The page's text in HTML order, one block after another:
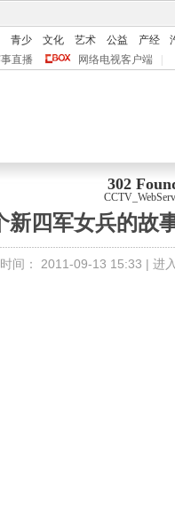
青少 文化 艺术 公益 产经
直播 网络电视客户端
302
四军女兵的故
间： 2011-09-13 15:33 | 进